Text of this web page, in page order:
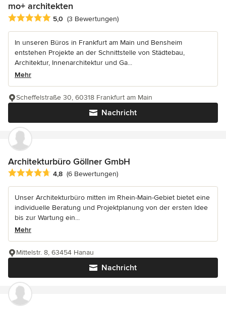
mo+ architekten
Durchschnittliche Bewertung: 5 von 5 Sternen
5,0 (3 Bewertungen)
In unseren Büros in Frankfurt am Main und Bensheim
entstehen Projekte an der Schnittstelle von Städtebau,
Architektur, Innenarchitektur und Ga...
Mehr
Nachricht
Scheffelstraße 30, 60318 Frankfurt am Main
Architekturbüro Göllner GmbH
Durchschnittliche Bewertung: 4.8 von 5 Sternen
4,8 (6 Bewertungen)
Unser Architekturbüro mitten im Rhein-Main-Gebiet bietet eine
individuelle Beratung und Projektplanung von der ersten Idee
bis zur Wartung ein...
Mehr
Nachricht
Mittelstr. 8, 63454 Hanau